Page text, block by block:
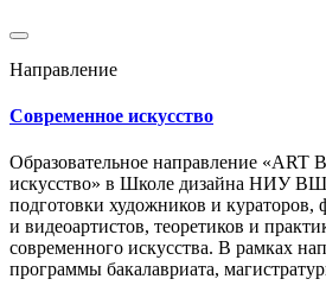
Направление
Современное искусство
Образовательное направление
искусство» в Школе дизайна НИУ
подготовки художников и кураторов,
и видеоартистов, теоретиков и
современного искусства. В рамках
программы бакалавриата,